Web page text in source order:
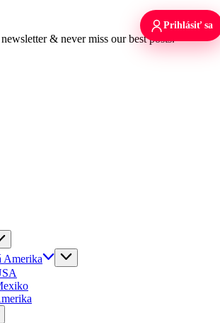
& never miss our best posts.
Amerika
Prihlásiť sa